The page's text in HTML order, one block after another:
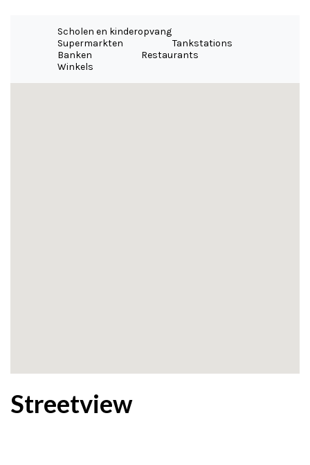
Scholen en kinderopvang
Supermarkten
Tankstations
Banken
Restaurants
Winkels
Streetview